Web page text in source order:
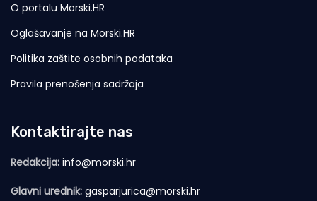
O portalu Morski.HR
Oglašavanje na Morski.HR
Politika zaštite osobnih podataka
Pravila prenošenja sadržaja
Kontaktirajte nas
Redakcija: info@morski.hr
Glavni urednik: gasparjurica@morski.hr